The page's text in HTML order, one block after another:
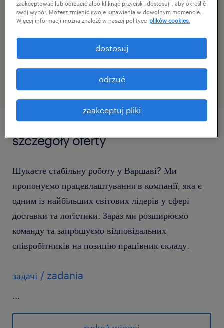
specjalizacja
виробництво
szczegóły oferty
Шукаєте стабільну роботу у Варшаві? Ми
пропонуємо працевлаштування в компанії, яка є
одним із найбільших світових лідерів у сфері
доставки та логістики. Зараз ми розширюємо
команду та запрошуємо відповідальних
співробітників на позицію працівник складу.
задачі / zadania
...
прийом товару на склад
zaakceptować lub odrzucić albo kliknąć przycisk „dostosuj”, aby określić
swój wybór. Możesz zmienić swoje ustawienia w dowolnym momencie.
Więcej informacji można znaleźć w naszej polityce plików cookies.
zaakceptuj pliki
odrzuć
dostosuj